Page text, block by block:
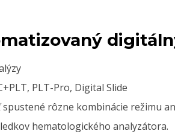
PLT-Pro, Digital Slide
rôzne kombinácie režimu
hematologického analyzátora.